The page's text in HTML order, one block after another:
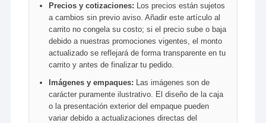
Precios y cotizaciones: Los precios están sujetos
a cambios sin previo aviso. Añadir este artículo al
carrito no congela su costo; si el precio sube o baja
debido a nuestras promociones vigentes, el monto
actualizado se reflejará de forma transparente en tu
carrito y antes de finalizar tu pedido.
Imágenes y empaques: Las imágenes son de
carácter puramente ilustrativo. El diseño de la caja
o la presentación exterior del empaque pueden
variar debido a actualizaciones directas del